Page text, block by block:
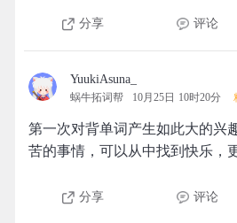
分享 评论
YuukiAsuna_
蜗牛拓词帮 10月25日 10时20分
第一次对背单词产生如此大的兴
苦的事情，可以从中找到快乐，
分享 评论